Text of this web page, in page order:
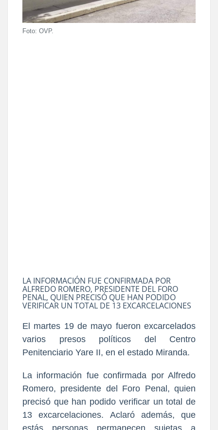
Foto: OVP.
LA INFORMACIÓN FUE CONFIRMADA POR
ALFREDO ROMERO, PRESIDENTE DEL FORO
PENAL, QUIEN PRECISÓ QUE HAN PODIDO
VERIFICAR UN TOTAL DE 13 EXCARCELACIONES
El martes 19 de mayo fueron excarcelados
varios presos políticos del Centro
Penitenciario Yare II, en el estado Miranda.
La información fue confirmada por Alfredo
Romero, presidente del Foro Penal, quien
precisó que han podido verificar un total de
13 excarcelaciones. Aclaró además, que
estás personas permanecen sujetas a